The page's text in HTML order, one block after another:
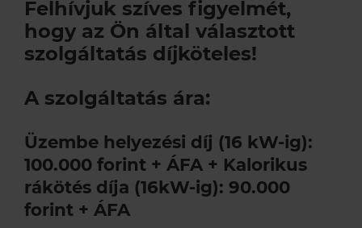
Akciók
Kapcsolatfelvételi űrlap
Szerviz szolgáltatások
Elérhetőségeink
Felhívjuk szíves figyelmét,
hogy az Ön által választott
szolgáltatás díjköteles!
A szolgáltatás ára:
Üzembe helyezési díj (16 kW-ig):
100.000 forint + ÁFA + Kalorikus
rákötés díja (16kW-ig): 90.000
forint + ÁFA